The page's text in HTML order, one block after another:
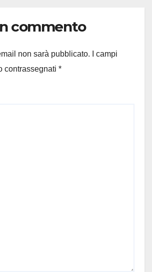
commento
non sarà pubblicato.
I campi
contrassegnati *